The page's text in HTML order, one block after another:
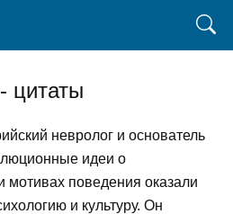
цитаты
невролог и основатель
идеи о
мотивах поведения оказали
и культуру. Он